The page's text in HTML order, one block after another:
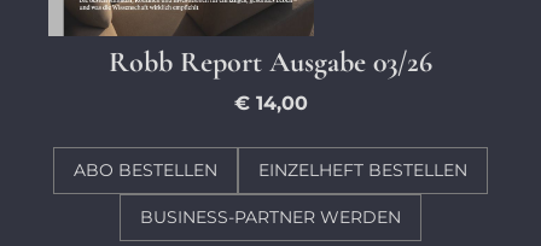
Robb Report Ausgabe 03/26
€ 14,00
ABO BESTELLEN EINZELHEFT BESTELLEN
BUSINESS-PARTNER WERDEN